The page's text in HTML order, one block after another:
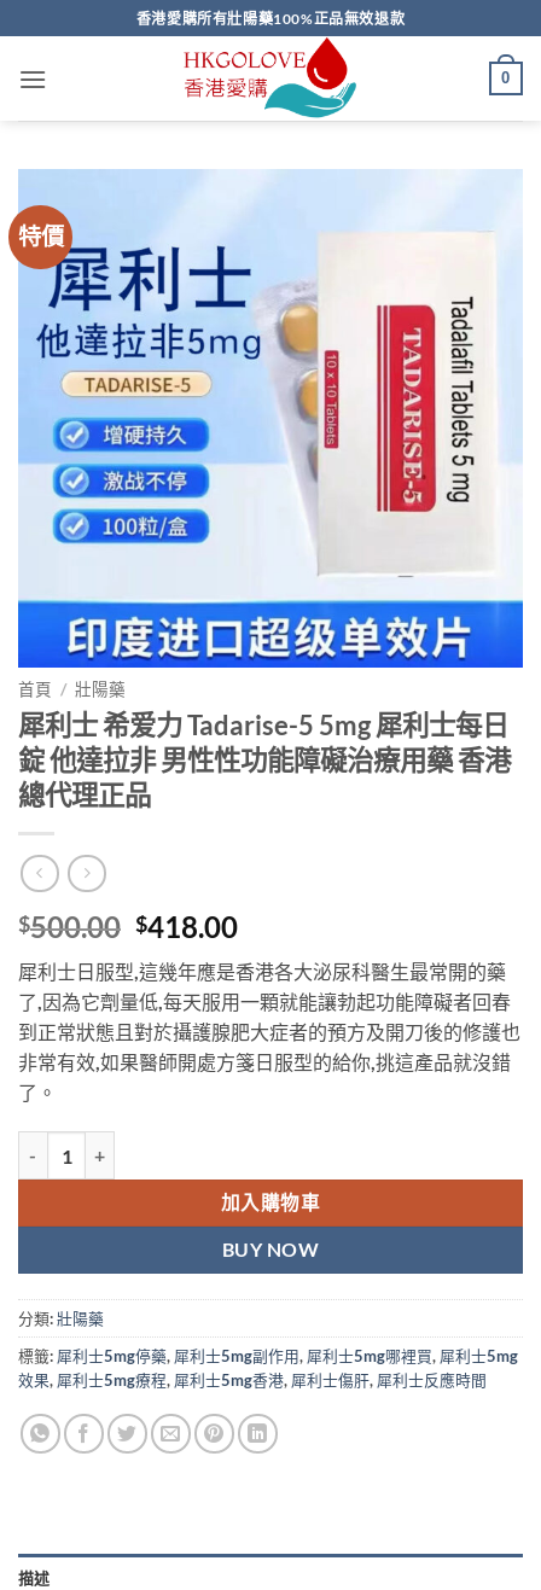
to
content
香港愛購所有壯陽藥100%正品無效退款
0
特價
首頁 / 壯陽藥
犀利士 希爱力 Tadarise-5 5mg 犀利士每日
錠 他達拉非 男性性功能障礙治療用藥 香港
總代理正品
$500.00 Original
price
was:
$500.00.
$418.00Current
price
is:
$418.00.
犀利士日服型,這幾年應是香港各大泌尿科醫生最常開的藥
了,因為它劑量低,每天服用一顆就能讓勃起功能障礙者回春
到正常狀態且對於攝護腺肥大症者的預方及開刀後的修護也
非常有效,如果醫師開處方箋日服型的給你,挑這產品就沒錯
了。
加入購物車
BUY NOW
分類:壯陽藥
標籤: 犀利士5mg停藥, 犀利士5mg副作用, 犀利士5mg哪裡買, 犀利士5mg
效果, 犀利士5mg療程, 犀利士5mg香港, 犀利士傷肝, 犀利士反應時間
描述